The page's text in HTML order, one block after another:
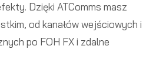
Dzięki ATComms masz
od kanałów wejściowych i
po FOH FX i zdalne